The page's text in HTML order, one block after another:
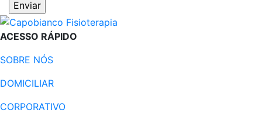
ACESSO RÁPIDO
SOBRE NÓS
DOMICILIAR
CORPORATIVO